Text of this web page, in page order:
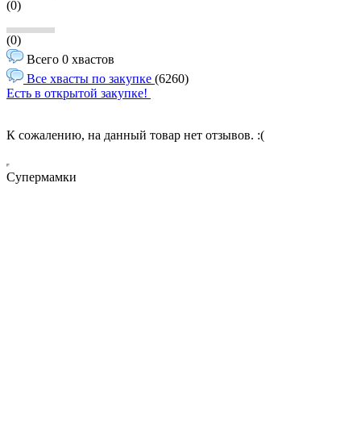
(0)
(0)
Всего 0 хвастов
Все хвасты по закупке (6260)
Есть в открытой закупке!
К сожалению, на данный товар нет отзывов. :(
Супермамки